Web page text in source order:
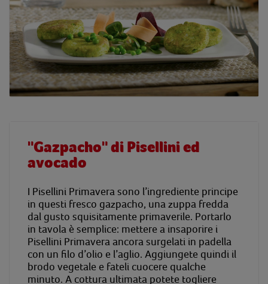
"Gazpacho" di Pisellini ed
avocado
I Pisellini Primavera sono l’ingrediente principe
in questi fresco gazpacho, una zuppa fredda
dal gusto squisitamente primaverile. Portarlo
in tavola è semplice: mettere a insaporire i
Pisellini Primavera ancora surgelati in padella
con un filo d’olio e l’aglio. Aggiungete quindi il
brodo vegetale e fateli cuocere qualche
minuto. A cottura ultimata potete togliere